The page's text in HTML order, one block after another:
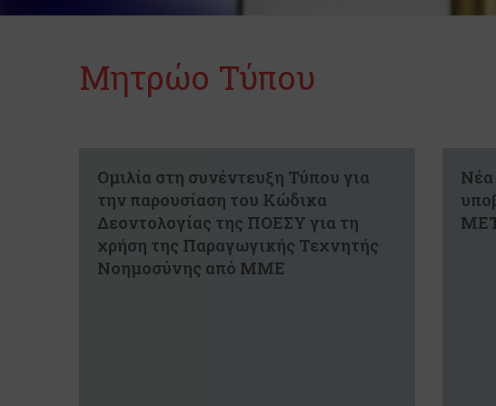
Μητρώο Τύπου
Ομιλία στη συνέντευξη Τύπου για
την παρουσίαση του Κώδικα
Δεοντολογίας της ΠΟΕΣΥ για τη
χρήση της Παραγωγικής Τεχνητής
Νοημοσύνης από ΜΜΕ
Νέα